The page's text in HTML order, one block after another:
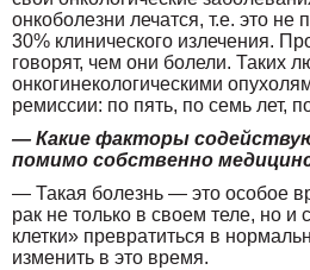
онкоболезни лечатся, т.е. это
30% клинического излечения.
говорят, чем они болели. Таких
онкогинекологическими
ремиссии: по пять, по семь лет,
— Какие факторы
помимо собственно
— Такая болезнь — это особое
рак не только в своем теле, но и
клетки» превратиться в
изменить в это время.